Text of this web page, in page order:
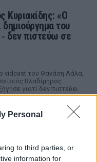
Personal
to third parties, or
information for
Κυριακίδης: «Ο
δημιούργημα του
δεν πιστεύω σε
vidcast του Θανάση Λάλα,
Βλαδίμηρος
γιατί δεν πιστεύει
τον γοητεύει στη
από την ύπαρξή του.
ζευγάρι έκανε
βήμα;